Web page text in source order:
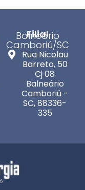
Filial
Balneário
Camboriú/SC
Rua Nicolau
Barreto, 50
Cj 08
Balneário
Camboriú -
SC, 88336-
335